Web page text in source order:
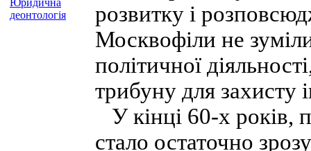
Юридична
деонтологія
розвитку і
Москвофіли не
політичної
трибуну для захисту
У кінці 60-х років,
стало остаточно